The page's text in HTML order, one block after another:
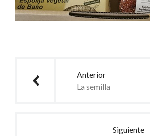
Anterior
La semilla
Siguiente